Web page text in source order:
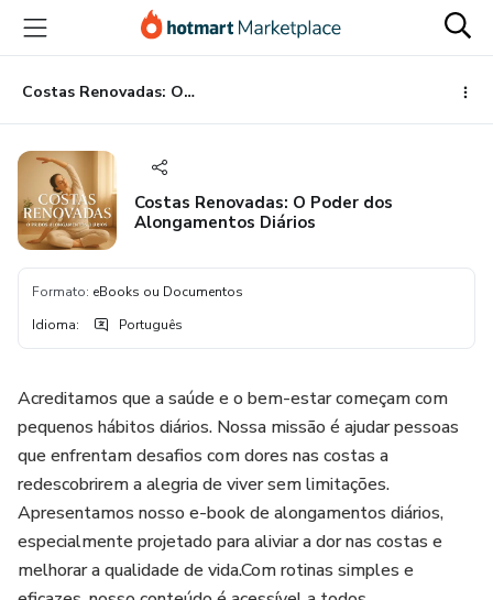
para
conteúdo
principal
para
pagamento
para
rodapé
Costas Renovadas: O Poder dos Alongamentos Diários
Costas Renovadas: O Poder dos
Alongamentos Diários
Formato: eBooks ou Documentos
Idioma: Português
Acreditamos que a saúde e o bem-estar começam com
pequenos hábitos diários. Nossa missão é ajudar pessoas
que enfrentam desafios com dores nas costas a
redescobrirem a alegria de viver sem limitações.
Apresentamos nosso e-book de alongamentos diários,
especialmente projetado para aliviar a dor nas costas e
melhorar a qualidade de vida.Com rotinas simples e